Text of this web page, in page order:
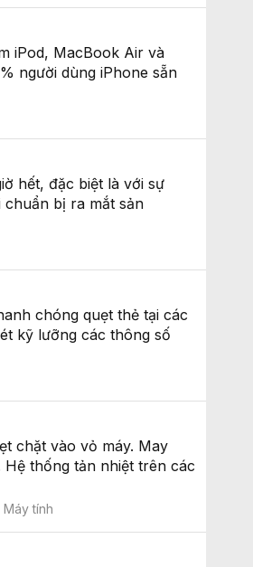
iPod, MacBook Air và
người dùng iPhone sẵn
hết, đặc biệt là với sự
bị ra mắt sản
chóng quẹt thẻ tại các
kỹ lưỡng các thông số
chặt vào vỏ máy. May
thống tản nhiệt trên các
Máy tính